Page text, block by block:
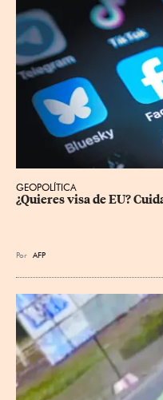
GEOPOLÍTICA
¿Quieres visa de EU?
Por AFP